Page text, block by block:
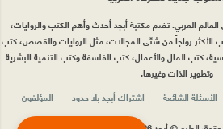
العربي. تضم مكتبة أبجد أحدث وأهم الكتب والروايات،
الأكثر رواجاً من شتّى المجالات، مثل الروايات والقصص، كتب
كتب المال والأعمال، كتب الفلسفة وكتب التنمية البشرية
وتطوير الذات وغيرها.
الأسئلة الشائعة اشتراك أبجد بلا حدود
المؤلفون